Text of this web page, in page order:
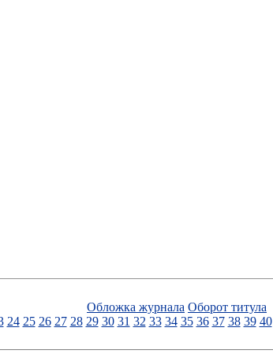
Обложка журнала Оборот титула
24 25 26 27 28 29 30 31 32 33 34 35 36 37 38 39 40